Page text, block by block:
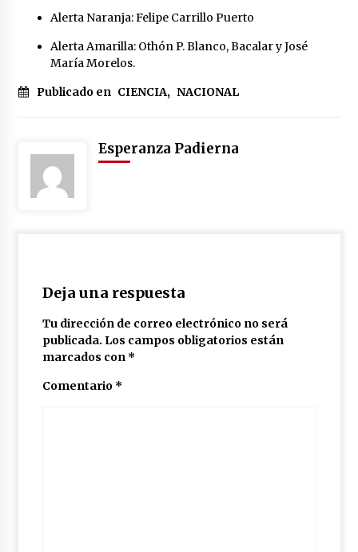
Alerta Naranja: Felipe Carrillo Puerto
Alerta Amarilla: Othón P. Blanco, Bacalar y José
María Morelos.
Publicado en CIENCIA, NACIONAL
Esperanza Padierna
Deja una respuesta
Tu dirección de correo electrónico no será
publicada. Los campos obligatorios están
marcados con *
Comentario *